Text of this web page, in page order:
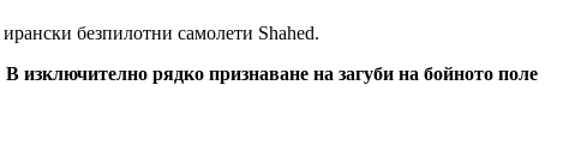
безпилотни самолети Shahed.
В изключително рядко признаване на загуби на бойното поле